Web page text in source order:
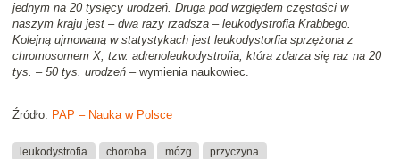
jednym na 20 tysięcy urodzeń. Druga pod względem częstości w
naszym kraju jest – dwa razy rzadsza – leukodystrofia Krabbego.
Kolejną ujmowaną w statystykach jest leukodystorfia sprzężona z
chromosomem X, tzw. adrenoleukodystrofia, która zdarza się raz na 20
tys. – 50 tys. urodzeń – wymienia naukowiec.
Źródło: PAP – Nauka w Polsce
leukodystrofia choroba mózg przyczyna